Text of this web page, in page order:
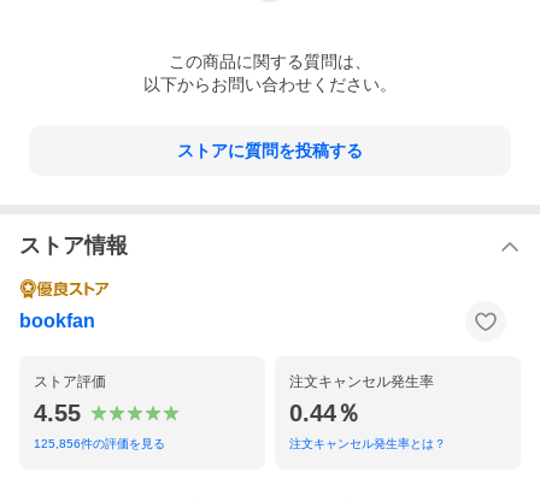
この商品に関する質問は、
以下からお問い合わせください。
ストアに質問を投稿する
ストア情報
bookfan
ストア評価
4.55
125,856件の評価を見る
注文キャンセル発生率
0.44％
注文キャンセル発生率とは？